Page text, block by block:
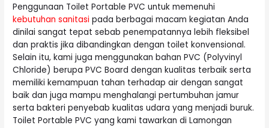
Penggunaan Toilet Portable PVC untuk memenuhi
kebutuhan sanitasi pada berbagai macam kegiatan Anda
dinilai sangat tepat sebab penempatannya lebih fleksibel
dan praktis jika dibandingkan dengan toilet konvensional.
Selain itu, kami juga menggunakan bahan PVC (Polyvinyl
Chloride) berupa PVC Board dengan kualitas terbaik serta
memiliki kemampuan tahan terhadap air dengan sangat
baik dan juga mampu menghalangi pertumbuhan jamur
serta bakteri penyebab kualitas udara yang menjadi buruk.
Toilet Portable PVC yang kami tawarkan di Lamongan